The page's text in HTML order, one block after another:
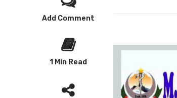
Add Comment
1 Min Read